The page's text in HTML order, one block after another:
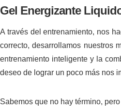
Gel Energizante
A través del entrenamiento, nos
correcto, desarrollamos nuestros
entrenamiento inteligente y la
deseo de lograr un poco más nos
Sabemos que no hay término,